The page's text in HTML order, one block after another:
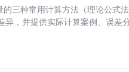
三种常用计算方法（理论公式
异，并提供实际计算案例、误差